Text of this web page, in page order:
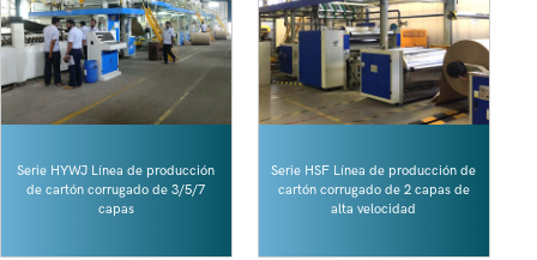
Serie HYWJ Línea de producción
de cartón corrugado de 3/5/7
capas
Serie HSF Línea de producción de
cartón corrugado de 2 capas de
alta velocidad